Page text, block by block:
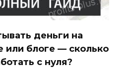
деньги на
или блоге — сколько
с нуля?